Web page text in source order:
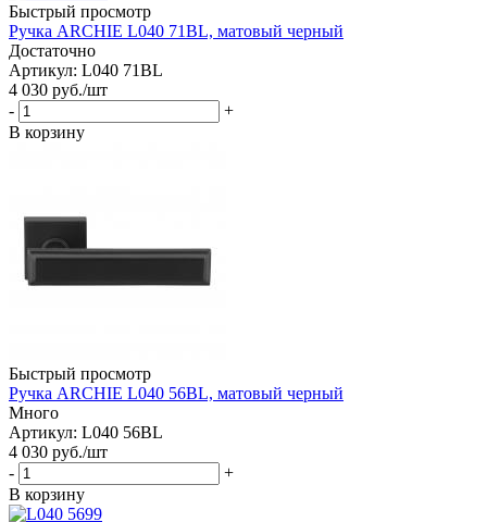
Быстрый просмотр
Ручка ARCHIE L040 71BL, матовый черный
Достаточно
Артикул: L040 71BL
4 030 руб./шт
-
+
В корзину
Быстрый просмотр
Ручка ARCHIE L040 56BL, матовый черный
Много
Артикул: L040 56BL
4 030 руб./шт
-
+
В корзину